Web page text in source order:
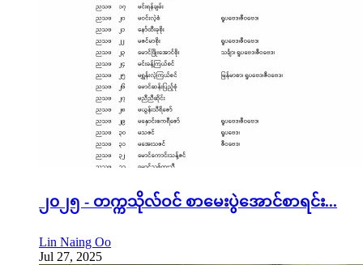
၂၀၂၅ - တက္ကသိုလ်ဝင် စာမေးပွဲအောင်စာရင်း...
Lin Naing Oo
Jul 27, 2025